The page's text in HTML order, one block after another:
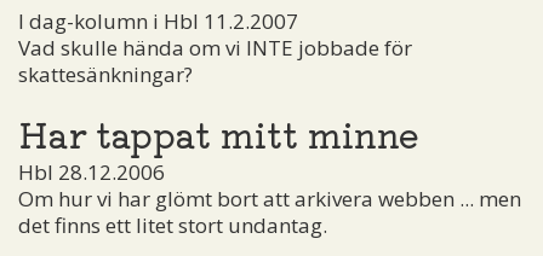
I dag-kolumn i Hbl 11.2.2007
Vad skulle hända om vi INTE jobbade för
skattesänkningar?
Har tappat mitt minne
Hbl 28.12.2006
Om hur vi har glömt bort att arkivera webben ... men
det finns ett litet stort undantag.